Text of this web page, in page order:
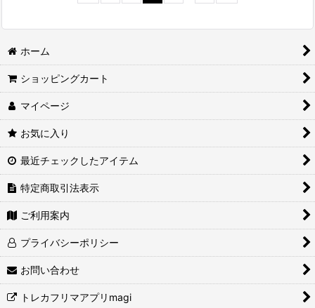
ホーム
ショッピングカート
マイページ
お気に入り
最近チェックしたアイテム
特定商取引法表示
ご利用案内
プライバシーポリシー
お問い合わせ
トレカフリマアプリmagi